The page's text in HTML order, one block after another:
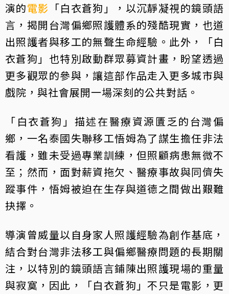
演的電影 「白衣蒼狗」，以沉靜凝視的鏡頭語
言，揭開台灣偏鄉照護體系的殘酷現實，也道
出照護者與移工的無聲生命經驗。此外，「白
衣蒼狗」也特別啟動群眾募資計畫，盼望透過
更多觀眾的參與，讓這部作品走入更多城市與
戲院，與社會展開一場深刻的公共對話。
「白衣蒼狗」描述在醫療資源匱乏的台灣偏
鄉，一名泰國失聯移工悟姆為了謀生擔任非法
看護，雖未受過專業訓練，但照顧病患無微不
至；然而，面對薪資拖欠、醫療事故與同儕失
蹤事件，悟姆被迫在生存與道德之間做出艱難
抉擇。
導演曾威量以自身家人照護經驗為創作基底，
結合對台灣非法移工與偏鄉醫療問題的長期關
注，以特別的鏡頭語言鋪陳出照護現場的重量
與寂寞，因此，「白衣蒼狗」不只是電影，更